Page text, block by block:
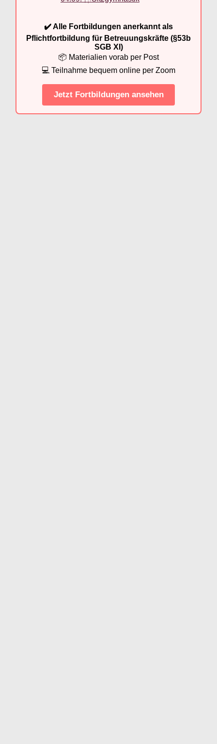
✔️ Alle Fortbildungen anerkannt als
Pflichtfortbildung für Betreuungskräfte (§53b
SGB XI)
📦 Materialien vorab per Post
💻 Teilnahme bequem online per Zoom
Jetzt Fortbildungen ansehen